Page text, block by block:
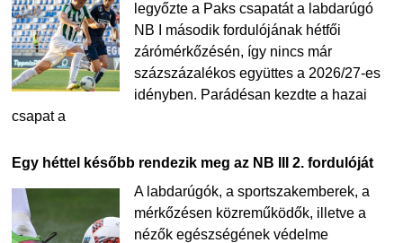
legyőzte a Paks csapatát a labdarúgó
NB I második fordulójának hétfői
zárómérkőzésén, így nincs már
százszázalékos együttes a 2026/27-es
idényben. Parádésan kezdte a hazai
csapat a
Egy héttel később rendezik meg az NB III 2. fordulóját
A labdarúgók, a sportszakemberek, a
mérkőzésen közreműködők, illetve a
nézők egészségének védelme